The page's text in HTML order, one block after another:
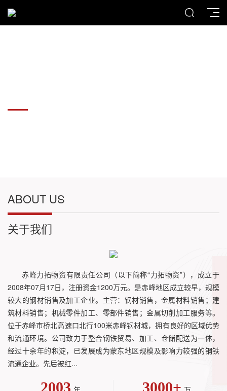
ABOUT US
关于我们
赤峰力拓物资有限责任公司（以下简称“力拓物资”），成立于
2008年07月17日，注册资金1200万元。是赤峰地区成立较早，规模
较大的钢材销售及加工企业。主营：钢材销售，金属材料销售；建
筑材料销售；机械零件加工、零部件销售；金属切削加工服务等。
位于赤峰市桥北高速口北行100米赤峰钢材城，拥有良好的区域优势
和流通环境。公司致力于整合钢铁贸易、加工、仓储配送为一体，
经过十余年的积淀，已发展成为蒙东地区规模及影响力较强的钢铁
流通企业。先后被红...
2003 3000+